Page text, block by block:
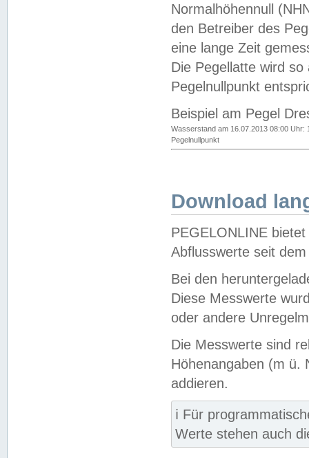
Normalhöhennull
den Betreiber des
eine lange Zeit
Die Pegellatte wird
Pegelnullpunkt
Beispiel am Pegel
Wasserstand am 16.07.2013 08:00 Uhr:
Pegelnullpunkt
Download
PEGELONLINE
Abflusswerte seit
Bei den
Diese Messwerte
oder andere
Die Messwerte sind
Höhenangaben (m ü.
addieren.
ℹ️ Für
Werte stehen auch